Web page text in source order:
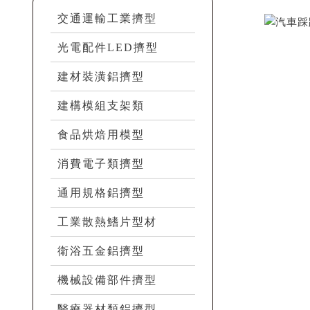
交通運輸工業擠型
光電配件LED擠型
建材裝潢鋁擠型
建構模組支架類
食品烘焙用模型
消費電子類擠型
通用規格鋁擠型
工業散熱鰭片型材
衛浴五金鋁擠型
機械設備部件擠型